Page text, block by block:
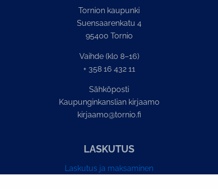
Tornion kaupunki
Suensaarenkatu 4
95400 Tornio
Vaihde (klo 8–16)
+ 358 16 432 11
Sähköposti
Kaupunginkanslian kirjaamo
kirjaamo@tornio.fi
LASKUTUS
Laskutus ja maksaminen